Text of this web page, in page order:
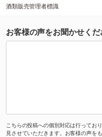
酒類販売管理者標識
お客様の声をお聞かせくだ
こちらの投稿への個別対応は行ってお
見させていただきます。お客様の声を